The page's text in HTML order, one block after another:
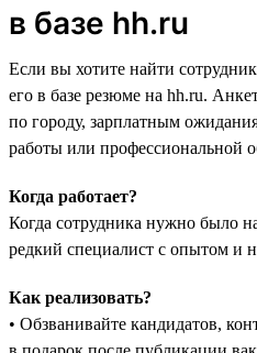
в базе hh.ru
Если вы хотите найти
его в базе резюме на hh.ru‎.
по городу, зарплатным
работы или профессиональной
Когда работает?
Когда сотрудника нужно было
редкий специалист с опытом и
Как реализовать?
• Обзванивайте кандидатов,